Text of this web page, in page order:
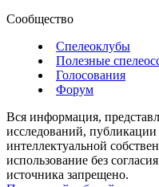
Сообщество
Спелеоклубы
Полезные
Голосования
Форум
Вся информация,
исследований, публикации
интеллектуальной
использование без
источника запрещено.